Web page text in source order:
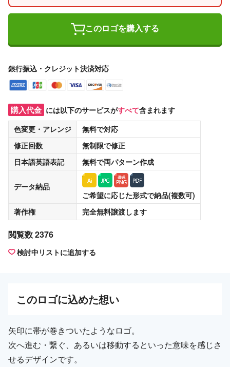
このロゴを購入する
銀行振込・クレジット決済対応
購入代金 には以下のサービスがすべて含まれます
色変更・アレンジ
無料で対応
修正回数
無制限で修正
日本語英語表記
無料で両パターン作成
データ納品
ご希望に応じた形式で納品(複数可)
著作権
完全無料譲渡します
閲覧数 2376
検討中リストに追加する
このロゴに込めた想い
矢印に帯が巻きついたようなロゴ。
次へ進む・繋ぐ、あるいは移動するといった意味を感じさ
せるデザインです。